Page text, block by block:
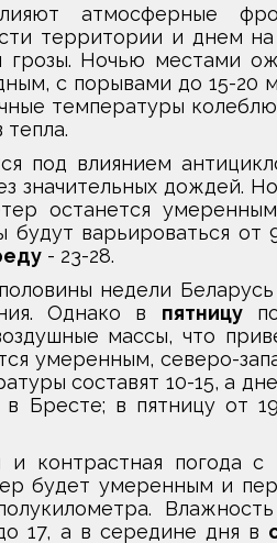
атмосферные
территории и днем на
Ночью местами
с порывами до 15-20
температуры
тепла.
под влиянием
значительных дождей.
останется
будут варьироваться
- 23-28.
недели
Однако в пятницупо
массы, что
умеренным, северо-
составят 10-15, а
Бресте; в пятницу от
контрастная погода с
будет умеренным и
Влажность
17, а в середине дня в